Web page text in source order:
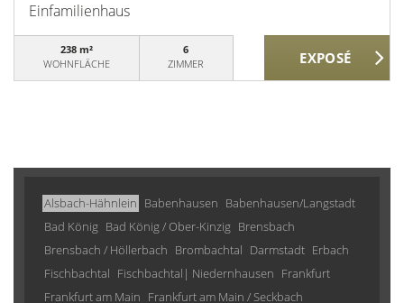
Einfamilienhaus
238 m²
WOHNFLÄCHE
6
ZIMMER
Alsbach-Hähnlein Babenhausen Babenhausen/Langstadt
Bad König Bad König / Ober-Kinzig Brensbach
Brensbach / Höllerbach Brombachtal Darmstadt Erbach
Fischbachtal Fischbachtal| Niedernhausen Frankfurt
Frankfurt am Main Frankfurt am Main / Seckbach